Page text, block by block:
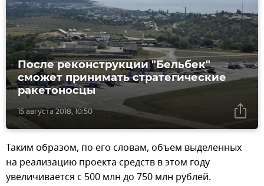
15 августа 2018, 10:50
После реконструкции "Бельбек"
сможет принимать стратегические
ракетоносцы
Таким образом, по его словам, объем выделенных
на реализацию проекта средств в этом году
увеличивается с 500 млн до 750 млн рублей.